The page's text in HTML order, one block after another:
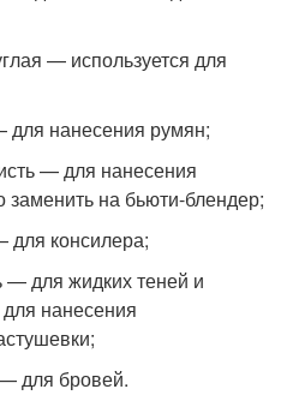
— используется для
нанесения румян;
— для нанесения
на бьюти-блендер;
консилера;
— для жидких теней и
нанесения
для бровей.